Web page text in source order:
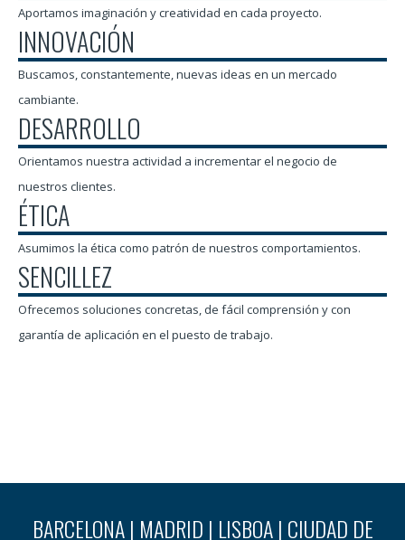
Aportamos imaginación y creatividad en cada proyecto.
INNOVACIÓN
Buscamos, constantemente, nuevas ideas en un mercado
cambiante.
DESARROLLO
Orientamos nuestra actividad a incrementar el negocio de
nuestros clientes.
ÉTICA
Asumimos la ética como patrón de nuestros comportamientos.
SENCILLEZ
Ofrecemos soluciones concretas, de fácil comprensión y con
garantía de aplicación en el puesto de trabajo.
BARCELONA | MADRID | LISBOA | CIUDAD DE